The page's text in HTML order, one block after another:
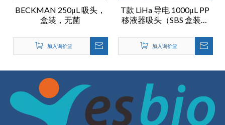
BECKMAN 250μL 吸头，
盒装，无菌
加入询价篮
T款 LiHa 导电 1000μL PP
移液器吸头（SBS 盒装，
加入询价篮